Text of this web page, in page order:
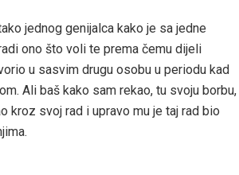
jednog genijalca kako je sa jedne
ono što voli te prema čemu dijeli
u sasvim drugu osobu u periodu kad
Ali baš kako sam rekao, tu svoju borbu,
kroz svoj rad i upravo mu je taj rad bio